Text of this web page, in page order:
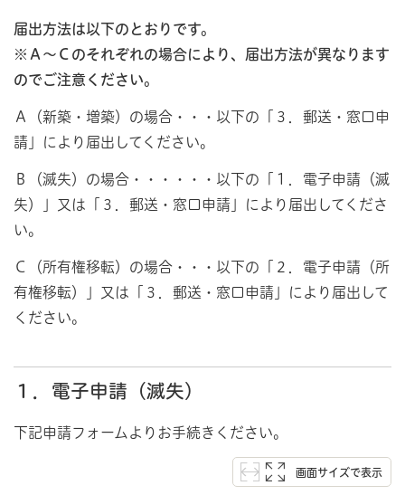
届出方法は以下のとおりです。
※Ａ～Ｃのそれぞれの場合により、届出方法が異なります
のでご注意ください。
Ａ（新築・増築）の場合・・・以下の「３．郵送・窓口申
請」により届出してください。
Ｂ（滅失）の場合・・・・・・以下の「１．電子申請（滅
失）」又は「３．郵送・窓口申請」により届出してくださ
い。
Ｃ（所有権移転）の場合・・・以下の「２．電子申請（所
有権移転）」又は「３．郵送・窓口申請」により届出して
ください。
１．電子申請（滅失）
下記申請フォームよりお手続きください。
画面サイズで表示